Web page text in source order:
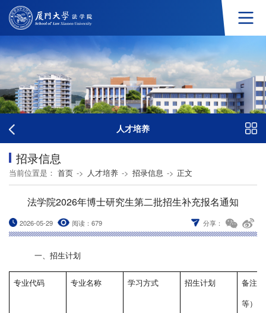
人才培养
招录信息
当前位置是： 首页 -> 人才培养 -> 招录信息 -> 正文
法学院2026年博士研究生第二批招生补充报名通知
2026-05-29 阅读： 679 分享：
一、招生计划
专业代码 专业名称 学习方式 招生计划 备注
等）